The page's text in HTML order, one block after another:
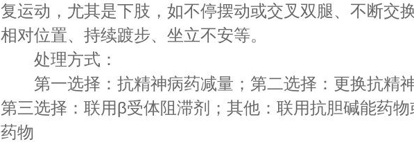
复运动，尤其是下肢，如不停摆动或交叉双腿、不断交
相对位置、持续踱步、坐立不安等。
处理方式：
第一选择：抗精神病药减量；第二选择：更换抗精神
第三选择：联用β受体阻滞剂；其他：联用抗胆碱能药物
药物